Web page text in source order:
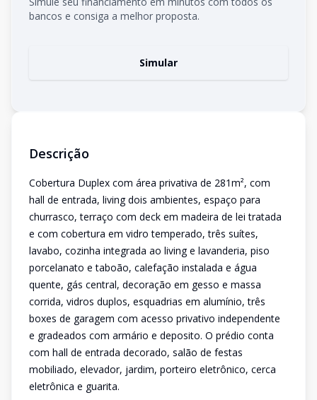
bancos e consiga a melhor proposta.
Simular
Descrição
Cobertura Duplex com área privativa de 281m², com
hall de entrada, living dois ambientes, espaço para
churrasco, terraço com deck em madeira de lei tratada
e com cobertura em vidro temperado, três suítes,
lavabo, cozinha integrada ao living e lavanderia, piso
porcelanato e taboão, calefação instalada e água
quente, gás central, decoração em gesso e massa
corrida, vidros duplos, esquadrias em alumínio, três
boxes de garagem com acesso privativo independente
e gradeados com armário e deposito. O prédio conta
com hall de entrada decorado, salão de festas
mobiliado, elevador, jardim, porteiro eletrônico, cerca
eletrônica e guarita.